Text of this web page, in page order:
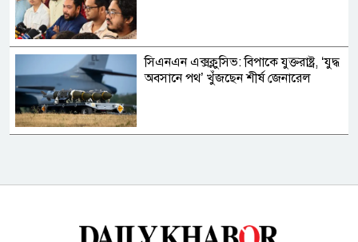
সিএনএন এক্সক্লুসিভ: বিপাকে যুক্তরাষ্ট্র, ‘যুদ্ধ
অবসানে পথ’ খুঁজছেন শীর্ষ জেনারেল
প্রসিকিউটর
আল জাজিরার বিশ্লেষণ: সৌদি-পাকিস্তান-